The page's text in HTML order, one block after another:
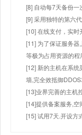
[8] 自动每7天备份
[9] 采用独特的第六
[10] 在线支付，实
[11] 为了保证服务
等极为占用资源的程
[12] 新的主机在系
墙,完全效抵御DDOS
[13]业界完善的主机
[14]提供备案服务,空
[15] 试用7天.开设方